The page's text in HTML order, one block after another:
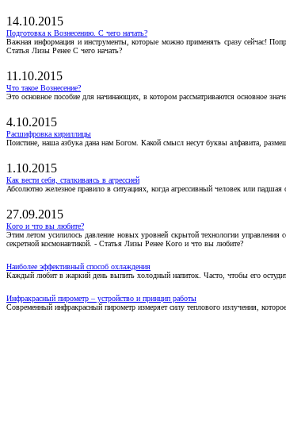
14.10.2015
Подготовка к Вознесению. С чего начать?
Важная информация и инструменты, которые можно применять сразу сейчас!
Статья Лизы Ренее С чего начать?
11.10.2015
Что такое Вознесение?
Это основное пособие для начинающих, в котором рассматриваются основное
4.10.2015
Расшифровка кириллицы
Поистине, наша азбука дана нам Богом. Какой смысл несут буквы алфавита,
1.10.2015
Как вести себя, сталкиваясь в агрессией
Абсолютно железное правило в ситуациях, когда агрессивный человек или
27.09.2015
Кого и что вы любите?
Этим летом усилилось давление новых уровней скрытой технологии управления
секретной космонавтикой. - Статья Лизы Ренее Кого и что вы любите?
Наиболее эффективный способ охлаждения
Каждый любит в жаркий день выпить холодный напиток. Часто, чтобы его
Инфракрасный пирометр – устройство и принцип работы
Современный инфракрасный пирометр измеряет силу теплового излучения,